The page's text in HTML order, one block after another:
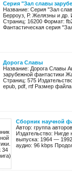
Серия "Зал славы
Название: Серия "Зал
Берроуз, Р. Желязны и др.
Страниц: 16200 Формат:
Фантастическая серия
Дорога Славы
Название: Дорога Славы
зарубежной фантастики
Страниц: 575
epub, pdf, rtf Размер
Сборник научной
Автор: группа
Издательство: Нигде
выпуска: 1964 — 1992
аудио: 96 kbps